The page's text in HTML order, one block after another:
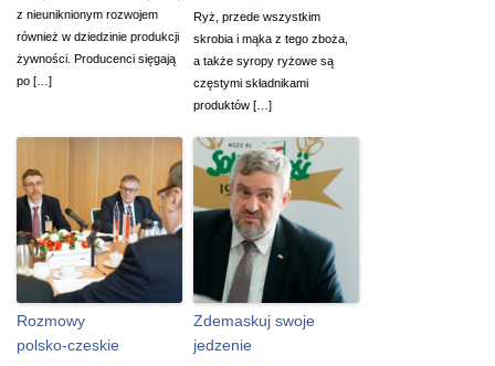
z nieuniknionym rozwojem
również w dziedzinie produkcji
żywności. Producenci sięgają
po […]
Ryż, przede wszystkim
skrobia i mąka z tego zboża,
a także syropy ryżowe są
częstymi składnikami
produktów […]
Rozmowy
polsko-czeskie
Zdemaskuj swoje
jedzenie